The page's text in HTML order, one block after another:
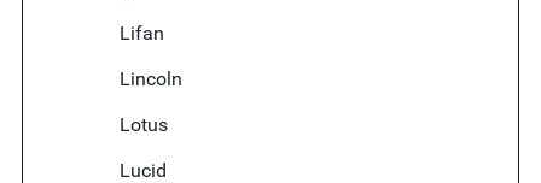
Lifan
Lincoln
Lotus
Lucid